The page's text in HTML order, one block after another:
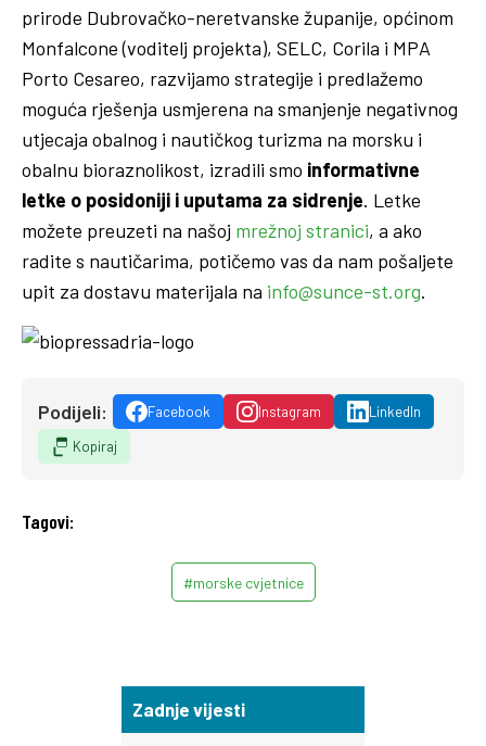
prirode Dubrovačko-neretvanske županije, općinom
Monfalcone (voditelj projekta), SELC, Corila i MPA
Porto Cesareo, razvijamo strategije i predlažemo
moguća rješenja usmjerena na smanjenje negativnog
utjecaja obalnog i nautičkog turizma na morsku i
obalnu bioraznolikost, izradili smo informativne
letke o posidoniji i uputama za sidrenje. Letke
možete preuzeti na našoj mrežnoj stranici, a ako
radite s nautičarima, potičemo vas da nam pošaljete
upit za dostavu materijala na info@sunce-st.org.
Podijeli: Facebook Instagram
LinkedIn
Kopiraj
Tagovi:
#morske cvjetnice
Zadnje vijesti